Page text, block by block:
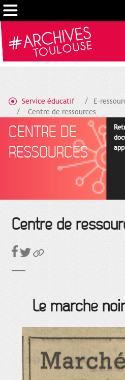
Service éducatif
E-
Centre de ressources
CENTRE DE
RESSOURCES
Centre de
Le marché
Gestion de vos préférences sur les